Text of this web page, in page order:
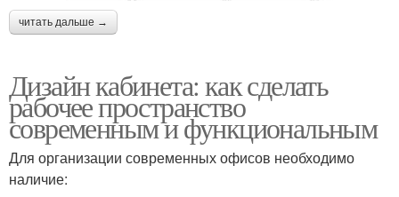
читать дальше →
Дизайн кабинета: как сделать
рабочее пространство
современным и функциональным
Для организации современных офисов необходимо
наличие: